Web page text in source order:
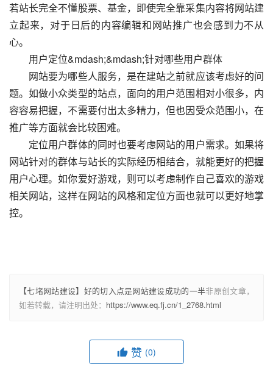
若站长完全不懂股票、基金，即使完全靠采集内容将网站建
立起来，对于日后的内容编辑和网站推广也会感到力不从
心。
用户定位&mdash;&mdash;针对哪些用户群体
网站要为哪些人服务，是在建站之前就应该考虑好的问
题。如做小众类型的站点，面向的用户范围相对小很多，内
容容易把握，不需要付出太多精力，但也因受众范围小，在
推广等方面就会比较困难。
定位用户群体的同时也要考虑网站的用户需求。如果将
网站针对的群体与站长的实际经历相结合，就能更好的把握
用户心理。如你爱好游戏，则可以考虑制作自己喜欢的游戏
相关网站，这样在网站的风格和定位方面也就可以更好地掌
控。
【七堵网站建设】好的切入点是网站建设成功的一半非原创文章，
如若转载，请注明出处： https://www.eq.fj.cn/1_2768.html
赞 (0)